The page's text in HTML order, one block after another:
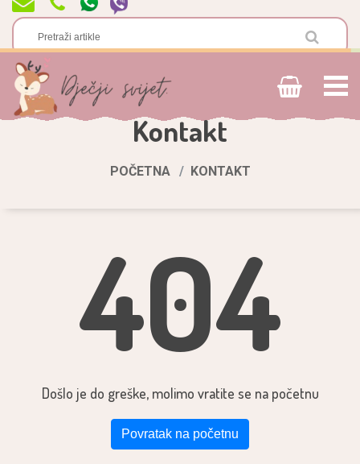
Kontakt
POČETNA KONTAKT
404
Došlo je do greške, molimo vratite se na početnu
Povratak na početnu